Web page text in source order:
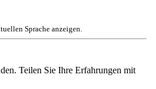
Sprache anzeigen.
Teilen Sie Ihre Erfahrungen mit